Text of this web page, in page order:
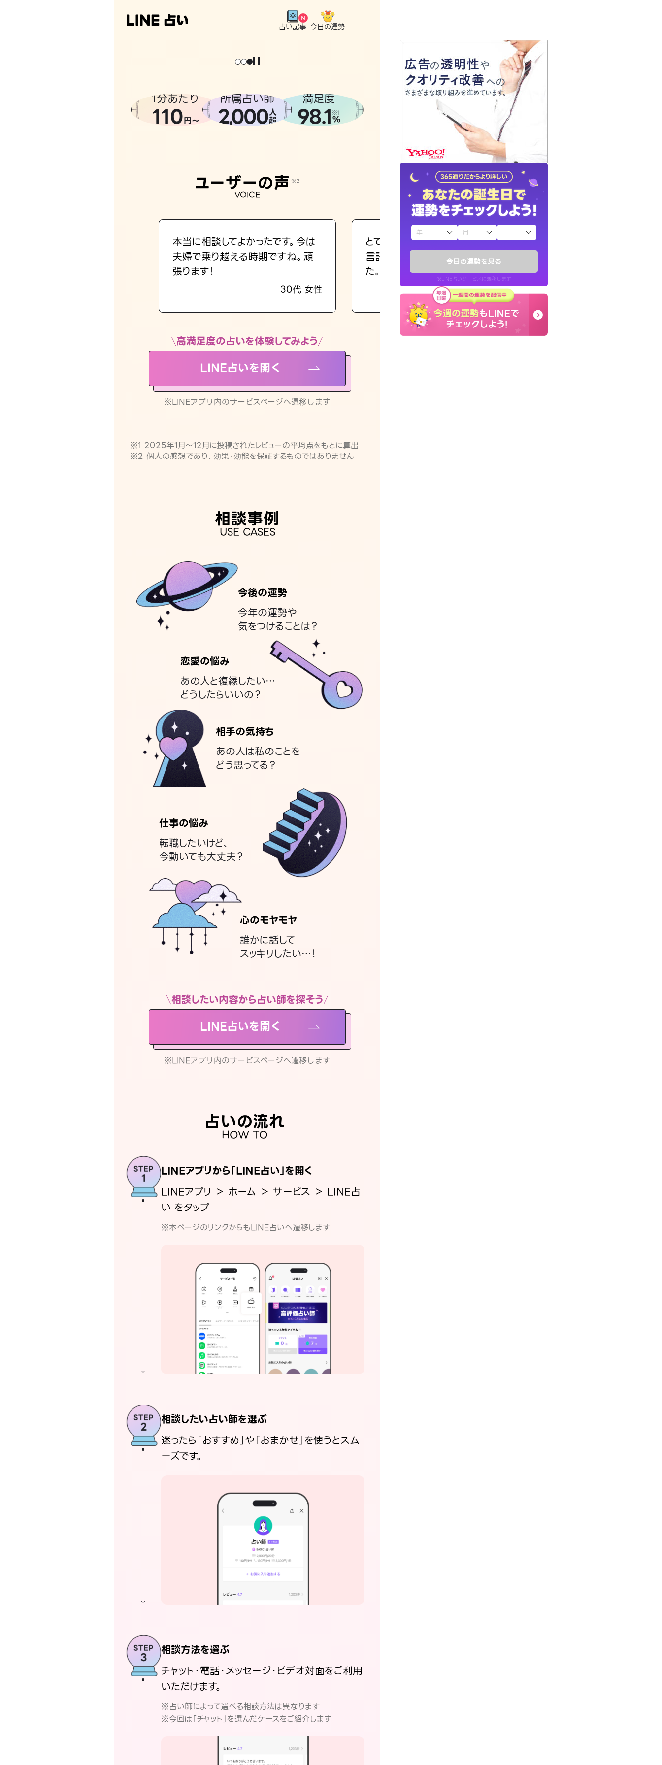
今日の運勢を見る
※LINE占いサービスに遷移します
占い記事 今日の運勢
トップ
ユーザーの声
占いの流れ
おすすめの占い師
よくある質問
えもじの子（占）12星座占い
お知らせ
1分あたり
110円〜
所属占い師
2,000人
超
満足度
98.1 ※1
%
ユーザーの声 ※2
VOICE
本当に相談してよかったです。今は
夫婦で乗り越える時期ですね。頑
張ります！
30代 女性
とても的確で感じていた違和感を
言語化してくれたので腑に落ちまし
た。
30代 女性
高満足度の占いを体験してみよう
LINE占いを開く
※LINEアプリ内のサービスページへ遷移します
※1 2025年1月〜12月に投稿されたレビューの平均点をもとに算出
※2 個人の感想であり、効果・効能を保証するものではありません
相談事例
USE CASES
今後の運勢
今年の運勢や
気をつけることは？
恋愛の悩み
あの人と復縁したい…
どうしたらいいの？
相手の気持ち
あの人は私のことを
どう思ってる？
仕事の悩み
転職したいけど、
今動いても大丈夫？
心のモヤモヤ
誰かに話して
スッキリしたい…！
相談したい内容から占い師を探そう
LINE占いを開く
※LINEアプリ内のサービスページへ遷移します
占いの流れ
HOW TO
LINEアプリから「LINE占い」を開く
LINEアプリ ＞ ホーム ＞ サービス ＞ LINE占
い をタップ
※本ページのリンクからもLINE占いへ遷移します
相談したい占い師を選ぶ
迷ったら「おすすめ」や「おまかせ」を使うとスム
ーズです。
相談方法を選ぶ
チャット・電話・メッセージ・ビデオ対面をご利用
いただけます。
※占い師によって選べる相談方法は異なります
※今回は「チャット」を選んだケースをご紹介します